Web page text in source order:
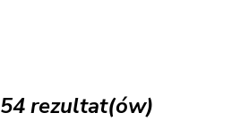
54 rezultat(ów)